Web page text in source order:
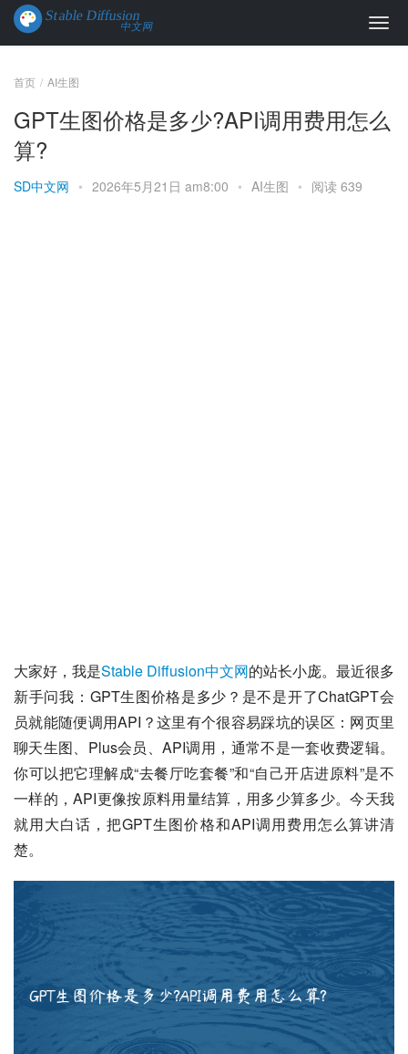
首页 AI生图
GPT生图价格是多少?API调用费用怎么
算?
SD中文网 • 2026年5月21日 am8:00 • AI生图 • 阅读 639
大家好，我是Stable Diffusion中文网的站长小庞。最近很多
新手问我：GPT生图价格是多少？是不是开了ChatGPT会
员就能随便调用API？这里有个很容易踩坑的误区：网页里
聊天生图、Plus会员、API调用，通常不是一套收费逻辑。
你可以把它理解成“去餐厅吃套餐”和“自己开店进原料”是不
一样的，API更像按原料用量结算，用多少算多少。今天我
就用大白话，把GPT生图价格和API调用费用怎么算讲清
楚。